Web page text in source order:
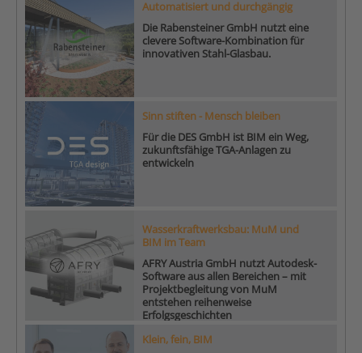
Automatisiert und durchgängig
Die Rabensteiner GmbH nutzt eine
clevere Software-Kombination für
innovativen Stahl-Glasbau.
Sinn stiften - Mensch bleiben
Für die DES GmbH ist BIM ein Weg,
zukunftsfähige TGA-Anlagen zu
entwickeln
Wasserkraftwerksbau: MuM und
BIM im Team
AFRY Austria GmbH nutzt Autodesk-
Software aus allen Bereichen – mit
Projektbegleitung von MuM
entstehen reihenweise
Erfolgsgeschichten
Klein, fein, BIM